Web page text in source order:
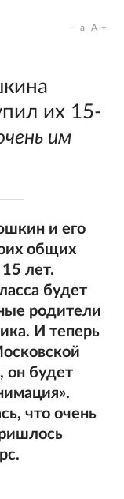
a A
их 15-
им
и его
общих
лет.
будет
родители
И теперь
он будет
что очень